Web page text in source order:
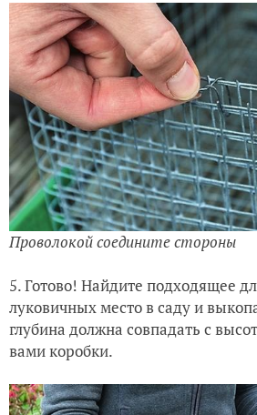
Проволокой соедините стороны
5. Готово! Найдите подходящее
луковичных место в саду и
глубина должна совпадать с
вами коробки.